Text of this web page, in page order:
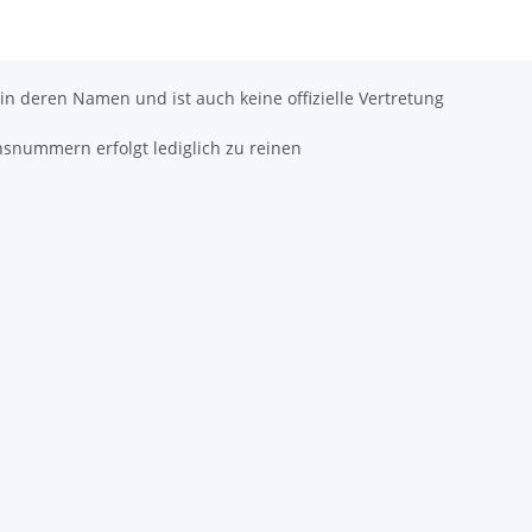
deren Namen und ist auch keine offizielle Vertretung
erfolgt lediglich zu reinen